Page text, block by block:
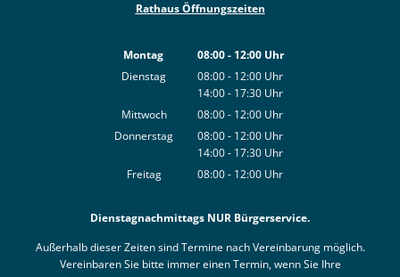
Rathaus Öffnungszeiten
Montag 08:00- 12:00Uhr
Von 08:00 bis 12:00 Uhr
Dienstag 08:00- 12:00 Uhr
Von 08:00 bis 12:00 Uhr
14:00- 17:30 Uhr
Von 14:00 bis 17:30 Uhr
Mittwoch 08:00- 12:00 Uhr
Von 08:00 bis 12:00 Uhr
Donnerstag 08:00- 12:00 Uhr
Von 08:00 bis 12:00 Uhr
14:00- 17:30 Uhr
Von 14:00 bis 17:30 Uhr
Freitag 08:00- 12:00 Uhr
Dienstagnachmittags NUR Bürgerservice.
Außerhalb dieser Zeiten sind Termine nach Vereinbarung möglich.
Vereinbaren Sie bitte immer einen Termin, wenn Sie Ihre